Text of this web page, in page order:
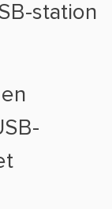
station